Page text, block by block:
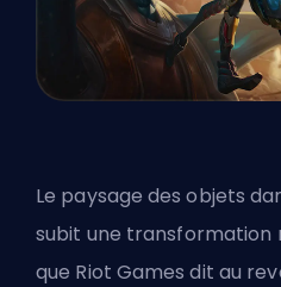
Le paysage des objets
subit une transformation
que Riot Games dit au